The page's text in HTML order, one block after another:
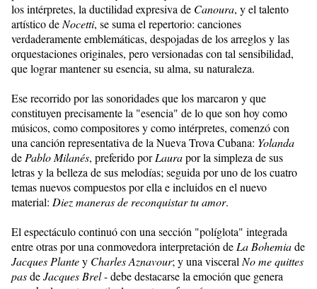
los intérpretes, la ductilidad expresiva de Canoura, y el talento
artístico deNocetti, se suma el repertorio: canciones
verdaderamente emblemáticas, despojadas de los arreglos y las
orquestaciones originales, pero versionadas con tal sensibilidad,
que lograr mantener su esencia, su alma, su naturaleza.
Ese recorrido por las sonoridades que los marcaron y que
constituyen precisamente la "esencia" de lo que son hoy como
músicos, como compositores y como intérpretes, comenzó con
una canción representativa de la Nueva Trova Cubana: Yolanda
dePablo Milanés, preferido porLaurapor la simpleza de sus
letras y la belleza de sus melodías; seguida por uno de los cuatro
temas nuevos compuestos por ella e incluidos en el nuevo
material: Diez maneras de reconquistar tu amor.
El espectáculo continuó con una sección "políglota" integrada
entre otras por una conmovedora interpretación deLa Bohemiade
Jacques Plantey Charles Aznavour; y una visceralNo me quittes
pasdeJacques Brel- debe destacarse la emoción que genera